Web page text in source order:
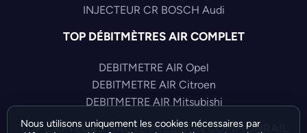
INJECTEUR CR BOSCH Audi
TOP DÉBITMÈTRES AIR COMPLET
DEBITMETRE AIR Opel
DEBITMETRE AIR Citroen
DEBITMETRE AIR Mitsubishi
TOP CAPTEURS HAUTE PRESSION COMMONRAIL
Nous utilisons uniquement les cookies nécessaires par